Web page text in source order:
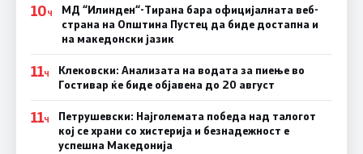
10Ч
МД “Илинден“-Тирана бара официјалната веб-
страна на Општина Пустец да биде достапна и
на македонски јазик
11Ч
Клековски: Анализата на водата за пиење во
Гостивар ќе биде објавена до 20 август
11Ч
Петрушевски: Најголемата победа над талогот
кој се храни со хистерија и безнадежност е
успешна Македонија